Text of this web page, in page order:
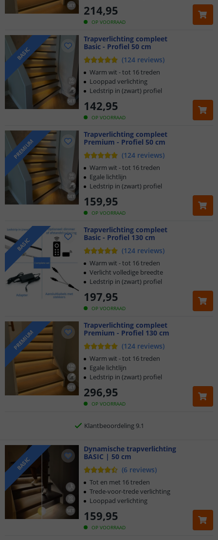
OP VOORRAAD
214,95
BASIC
Trapverlichting compleet
Basic - Profiel 50 cm
(124 reviews)
OP VOORRAAD
142,95
Warm wit - tot 16 treden
Looppad verlichting
Ledstrip in (zwart) profiel
PREMIUM
Trapverlichting compleet
Premium - Profiel 50 cm
(124 reviews)
OP VOORRAAD
159,95
Warm wit - tot 16 treden
Egale lichtlijn
Ledstrip in (zwart) profiel
BASIC
Trapverlichting compleet
Basic - Profiel 130 cm
(124 reviews)
OP VOORRAAD
197,95
Warm wit - tot 16 treden
Verlicht volledige breedte
Ledstrip in (zwart) profiel
PREMIUM
Trapverlichting compleet
Premium - Profiel 130 cm
(124 reviews)
OP VOORRAAD
296,95
Warm wit - tot 16 treden
Egale lichtlijn
Ledstrip in (zwart) profiel
Klantbeoordeling 9.1
Voor 23:45 uur besteld,morgen in huis
5 jaar garantie
Gratis verzending vanaf € 20,-
Klantbeoordeling 9.1
Voor 23:45 uur besteld,morgen in huis
BASIC
Dynamische trapverlichting
BASIC | 50 cm
(6 reviews)
OP VOORRAAD
159,95
Tot en met 16 treden
Trede-voor-trede verlichting
Looppad verlichting